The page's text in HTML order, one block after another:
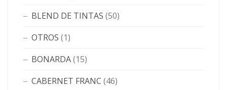
BLEND DE TINTAS (50)
OTROS (1)
BONARDA(15)
CABERNET FRANC (46)